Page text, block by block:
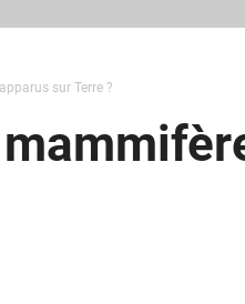
sur Terre ?